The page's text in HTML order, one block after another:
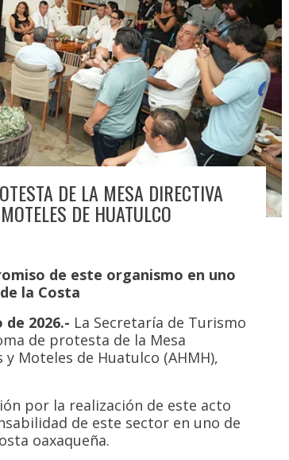
DE LA MESA DIRECTIVA
DE HUATULCO
de este organismo en uno
la Costa
2026.- La Secretaría de Turismo
de protesta de la Mesa
Moteles de Huatulco (AHMH),
por la realización de este acto
de este sector en uno de
oaxaqueña.